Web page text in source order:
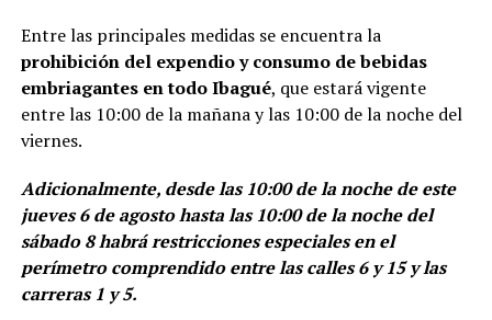
Entre las principales medidas se encuentra la
prohibición del expendio y consumo de bebidas
embriagantes en todo Ibagué, que estará vigente
entre las 10:00 de la mañana y las 10:00 de la noche del
viernes.
Adicionalmente, desde las 10:00 de la noche de este
jueves 6 de agosto hasta las 10:00 de la noche del
sábado 8 habrá restricciones especiales en el
perímetro comprendido entre las calles 6 y 15 y las
carreras 1 y 5.